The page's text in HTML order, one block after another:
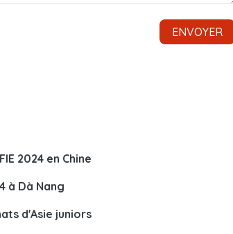
2024 en Chine
à Dà Nang
d'Asie juniors